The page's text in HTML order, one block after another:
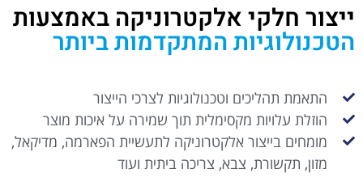
ייצור חלקי אלקטרוניקה באמצעות
הטכנולוגיות המתקדמות ביותר
התאמת תהליכים וטכנולוגיות לצרכי הייצור
הוזלת עלויות מקסימלית תוך שמירה על איכות מוצר
מומחים בייצור אלקטרוניקה לתעשיית הפארמה, מדיקאל,
מזון, תקשורת, צבא, צריכה ביתית ועוד